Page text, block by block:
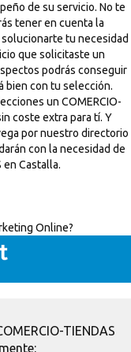
de su servicio. No te
tener en cuenta la
tu necesidad
que solicitaste un
podrás conseguir
bien con tu selección.
un COMERCIO-
coste extra para tí. Y
por nuestro directorio
con la necesidad de
en Castalla.
Online?
TIENDAS